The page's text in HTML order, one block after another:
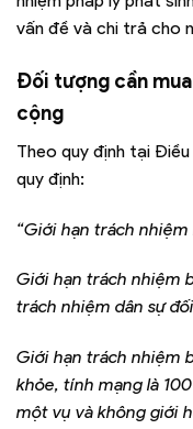
vấn đề và chi trả cho
Đối tượng cần
cộng
Theo quy định tại
quy định:
“Giới hạn trách nhiệm
Giới hạn trách nhiệm
trách nhiệm dân sự
Giới hạn trách nhiệm
khỏe, tính mạng là
một vụ và không giới